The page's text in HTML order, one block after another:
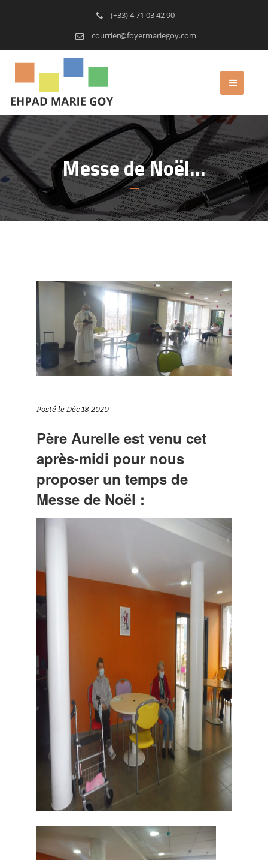
(+33) 4 71 03 42 90
courrier@foyermariegoy.com
Messe de Noël…
Posté le Déc 18 2020
Père Aurelle est venu cet
après-midi pour nous
proposer un temps de
Messe de Noël :